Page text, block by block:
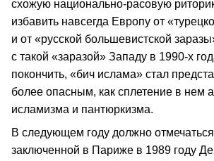
схожую национально‑расовую
избавить навсегда Европу от
и от «русской большевистской
с такой «заразой» Западу в 1990‑х
покончить, «бич ислама» стал
более опасным, как сплетение в нем
исламизма и пантюркизма.
В следующем году должно отмечаться
заключенной в Париже в 1989 году